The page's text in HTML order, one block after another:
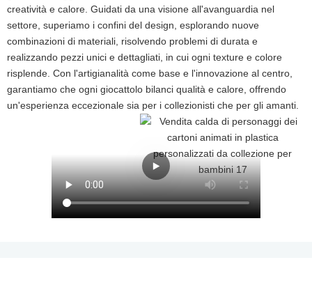
creatività e calore. Guidati da una visione all'avanguardia nel
settore, superiamo i confini del design, esplorando nuove
combinazioni di materiali, risolvendo problemi di durata e
realizzando pezzi unici e dettagliati, in cui ogni texture e colore
risplende. Con l'artigianalità come base e l'innovazione al centro,
garantiamo che ogni giocattolo bilanci qualità e calore, offrendo
un'esperienza eccezionale sia per i collezionisti che per gli amanti.